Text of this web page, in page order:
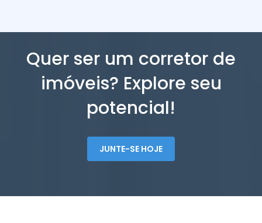
Quer ser um corretor de
imóveis? Explore seu
potencial!
JUNTE-SE HOJE